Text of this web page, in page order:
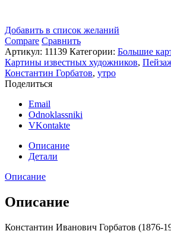
Добавить в список желаний
Compare Сравнить
Артикул: 11139 Категории: Большие
Картины известных художников,
Константин Горбатов, утро
Поделиться
Email
Odnoklassniki
VKontakte
Описание
Детали
Описание
Описание
Константин Иванович Горбатов (1876-